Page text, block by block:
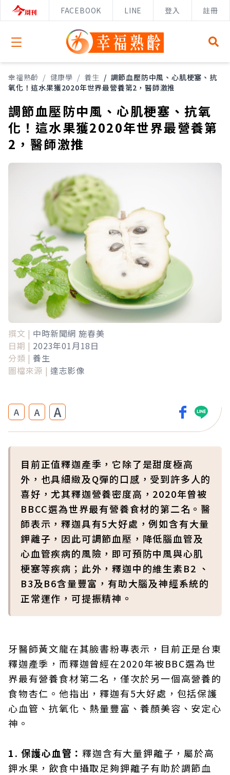
FACEBOOK LINE 登入 註冊
Open menu
幸福熟齡 / 健康學 / 養生 / 調節血壓防中風、心肌梗塞、抗
氧化！這水果獲2020年世界最營養第2，醫師激推
調節血壓防中風、心肌梗塞、抗氧
化！這水果獲2020年世界最營養第
2，醫師激推
撰文 | 中時新聞網 施春美
日期 | 2023年01月18日
分類 | 養生
圖檔來源 | 達志影像
A A A
目前正值釋迦產季，它除了是甜度極高
外，也具細緻及Q彈的口感，受到許多人的
喜好，尤其釋迦營養密度高，2020年曾被
BBCC選為世界最有營養食材的第二名。醫
師表示，釋迦具有5大好處，例如含有大量
鉀離子，因此可調節血壓，降低腦血管及
心血管疾病的風險，即可預防中風與心肌
梗塞等疾病；此外，釋迦中的維生素B2 、
B3及B6含量豐富，有助大腦及神經系統的
正常運作，可提振精神。
牙醫師黃文龍在其臉書粉專表示，目前正是台東
釋迦產季，而釋迦曾經在2020年被BBC選為世
界最有營養食材第二名，僅次於另一個高營養的
食物杏仁。他指出，釋迦有5大好處，包括保護
心血管、抗氧化、熱量豐富、養顏美容、安定心
神。
1. 保護心血管：釋迦含有大量鉀離子，屬於高
鉀水果，飲食中攝取足夠鉀離子有助於調節血